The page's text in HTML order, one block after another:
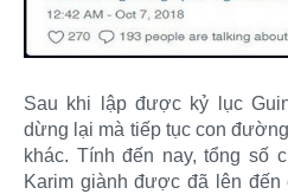
Sau khi lập được kỷ lục
dừng lại mà tiếp tục con
khác. Tính đến nay, tổng số
Karim giành được đã lên đến